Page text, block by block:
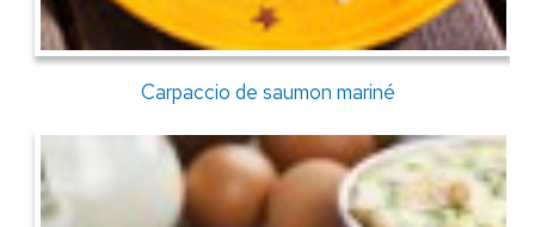
Carpaccio de saumon mariné